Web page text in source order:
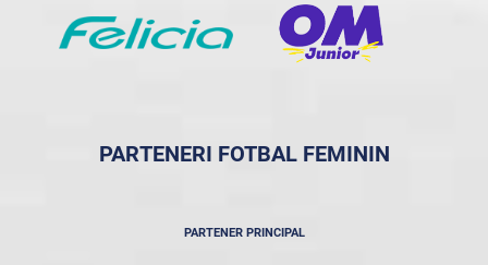
PARTENERI FOTBAL FEMININ
PARTENER PRINCIPAL